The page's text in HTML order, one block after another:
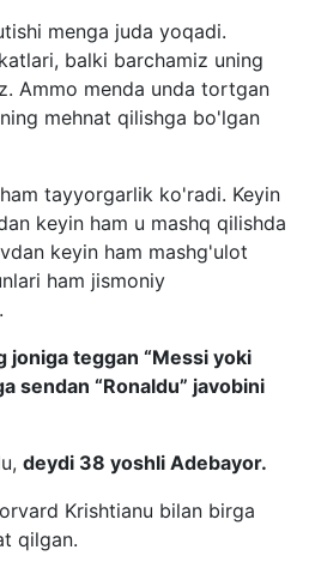
menga juda yoqadi.
balki barchamiz uning
Ammo menda unda tortgan
mehnat qilishga bo'lgan
tayyorgarlik ko'radi. Keyin
keyin ham u mashq qilishda
keyin ham mashg'ulot
ham jismoniy
joniga teggan “Messi yoki
sendan “Ronaldu” javobini
deydi 38 yoshli Adebayor.
Krishtianu bilan birga
qilgan.